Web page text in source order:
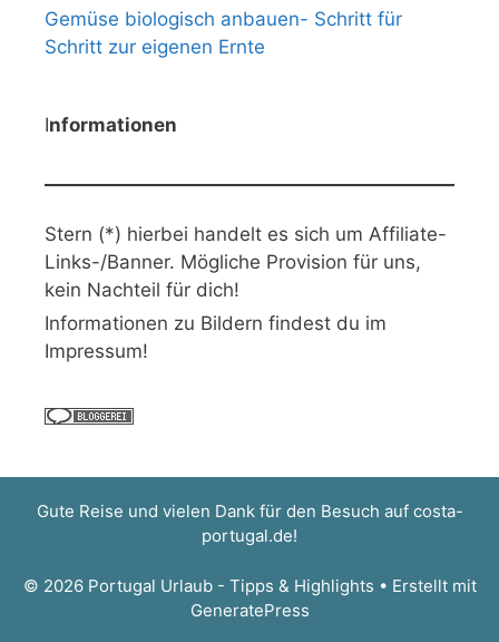
Gemüse biologisch anbauen- Schritt für
Schritt zur eigenen Ernte
Informationen
Stern (*) hierbei handelt es sich um Affiliate-
Links-/Banner. Mögliche Provision für uns,
kein Nachteil für dich!
Informationen zu Bildern findest du im
Impressum!
Gute Reise und vielen Dank für den Besuch auf costa-
portugal.de!
© 2026 Portugal Urlaub - Tipps & Highlights • Erstellt mit
GeneratePress